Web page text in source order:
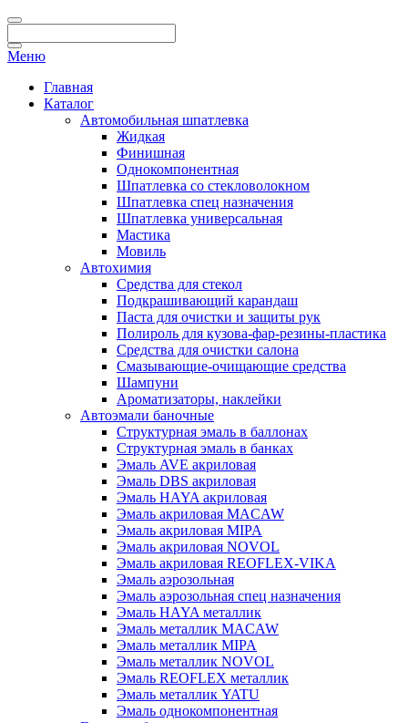
Меню
Главная
Каталог
Автомобильная шпатлевка
Жидкая
Финишная
Однокомпонентная
Шпатлевка со стекловолокном
Шпатлевка спец назначения
Шпатлевка универсальная
Мастика
Мовиль
Автохимия
Средства для стекол
Подкрашивающий карандаш
Паста для очистки и защиты рук
Полироль для кузова-фар-резины-пластика
Средства для очистки салона
Смазывающие-очищающие средства
Шампуни
Ароматизаторы, наклейки
Автоэмали баночные
Структурная эмаль в баллонах
Структурная эмаль в банках
Эмаль AVE акриловая
Эмаль DBS акриловая
Эмаль HAYA акриловая
Эмаль акриловая MACAW
Эмаль акриловая MIPA
Эмаль акриловая NOVOL
Эмаль акриловая REOFLEX-VIKA
Эмаль аэрозольная
Эмаль аэрозольная спец назначения
Эмаль HAYA металлик
Эмаль металлик MACAW
Эмаль металлик MIPA
Эмаль металлик NOVOL
Эмаль REOFLEX металлик
Эмаль металлик YATU
Эмаль однокомпонентная